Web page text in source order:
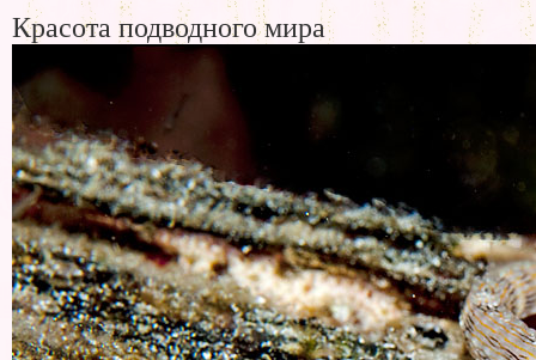
Красота подводного мира